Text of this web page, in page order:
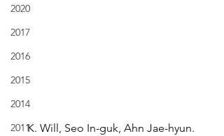
2020
2017
2016
2015
2014
2011K. Will, Seo In-guk, Ahn Jae-hyun.